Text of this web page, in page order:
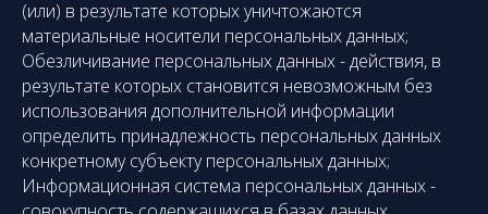
(или) в результате которых уничтожаются
материальные носители персональных данных;
Обезличивание персональных данных - действия, в
результате которых становится невозможным без
использования дополнительной информации
определить принадлежность персональных данных
конкретному субъекту персональных данных;
Информационная система персональных данных -